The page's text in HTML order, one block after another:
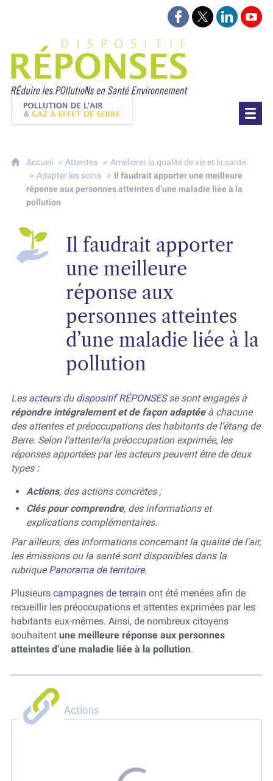
Pollution de l'air & gaz à effet de serre
Suivez-nous sur
Suivez-nous
Accueil Attentes
Améliorer la qualité de vie et la santé
Adapter les soins
Il faudrait apporter une meilleure
réponse aux personnes atteintes d’une maladie liée à la
pollution
Il faudrait apporter
une meilleure
réponse aux
personnes atteintes
d’une maladie liée à la
pollution
Les acteursdu dispositif RÉPONSESse sont engagés à
répondre intégralement et de façon adaptée à chacune
des attentes et préoccupations des habitants de l’étang de
Berre. Selon l’attente/la préoccupation exprimée, les
réponses apportées par les acteurs peuvent être de deux
types :
Actions, des actions concrètes ;
Clés pour comprendre, des informations et
explications complémentaires.
Par ailleurs, des informations concernant la qualité de l'air,
les émissions ou la santé sont disponibles dans la
rubriquePanorama de territoire.
Plusieurs campagnes de terrain ont été menées afin de
recueillir les préoccupations et attentes exprimées par les
habitants eux-mêmes. Ainsi, de nombreux citoyens
souhaitentune meilleure réponse aux personnes
atteintes d’une maladie liée à la pollution.
Actions